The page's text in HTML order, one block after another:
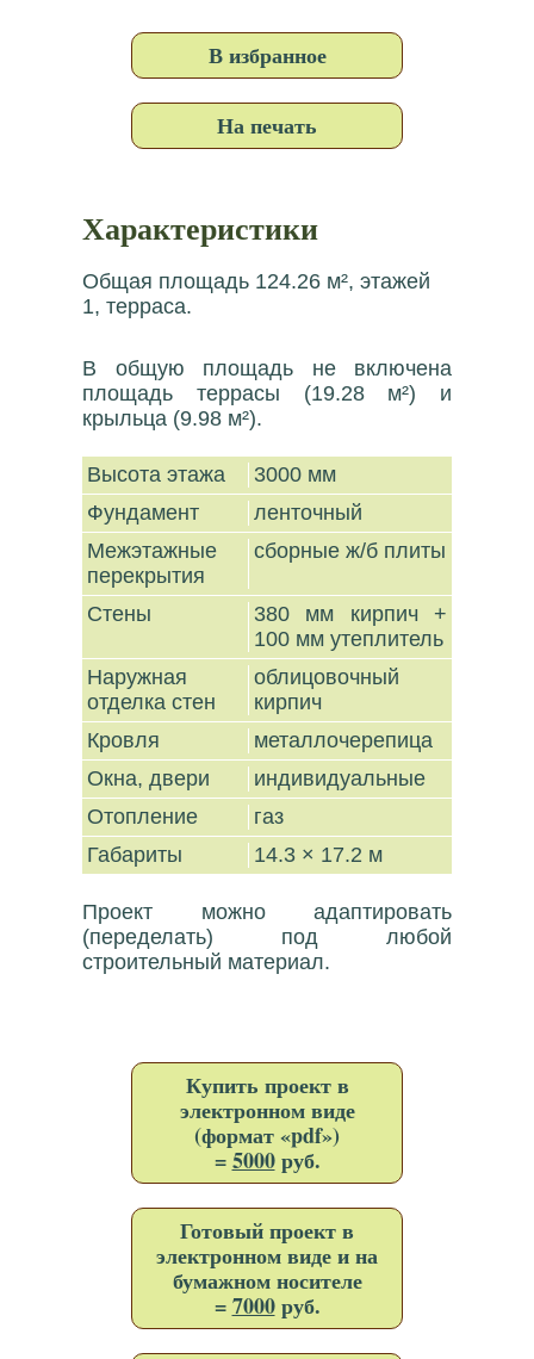
В избранное
На печать
Характеристики
Общая площадь 124.26 м², этажей
1, терраса.
В общую площадь не включена
площадь террасы (19.28 м²) и
крыльца (9.98 м²).
Высота этажа
3000 мм
Фундамент
ленточный
Межэтажные
перекрытия
сборные ж/б плиты
Стены
380 мм кирпич +
100 мм утеплитель
Наружная
отделка стен
облицовочный
кирпич
Кровля
металлочерепица
Окна, двери
индивидуальные
Отопление
газ
Габариты
14.3 × 17.2 м
Проект можно адаптировать
(переделать) под любой
строительный материал.
Купить проект в
электронном виде
(формат «pdf»)
=5000руб.
Готовый проект в
электронном виде и на
бумажном носителе
=7000руб.